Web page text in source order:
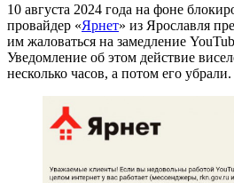
10 августа 2024 года на фоне
провайдер «Ярнет» из Ярославля
им жаловаться на замедление
Уведомление об этом действие
несколько часов, а потом его убрали.